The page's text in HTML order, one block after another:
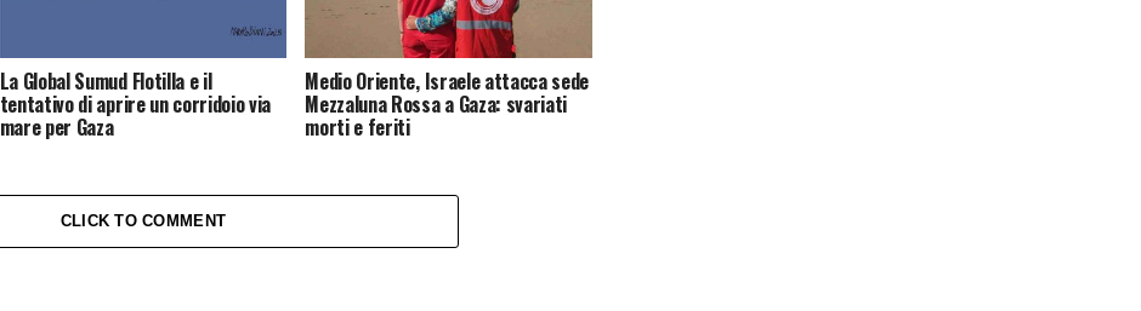
La Global Sumud Flotilla e il
tentativo di aprire un corridoio via
mare per Gaza
Medio Oriente, Israele attacca sede
Mezzaluna Rossa a Gaza: svariati
morti e feriti
CLICK TO COMMENT